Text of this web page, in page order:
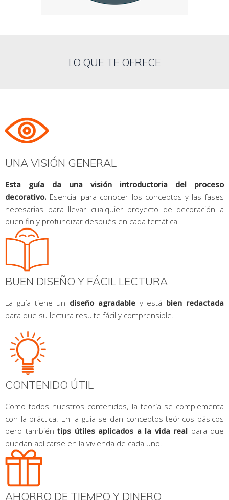
LO QUE TE OFRECE
UNA VISIÓN GENERAL
Esta guía da una visión introductoria del proceso
decorativo. Esencial para conocer los conceptos y las fases
necesarias para llevar cualquier proyecto de decoración a
buen fin y profundizar después en cada temática.
BUEN DISEÑO Y FÁCIL LECTURA
La guía tiene un diseño agradabley está bien redactada
para que su lectura resulte fácil y comprensible.
CONTENIDO ÚTIL
Como todos nuestros contenidos, la teoría se complementa
con la práctica. En la guía se dan conceptos teóricos básicos
pero tambiéntips útiles aplicados a la vida real para que
puedan aplicarse en la vivienda de cada uno.
AHORRO DE TIEMPO Y DINERO